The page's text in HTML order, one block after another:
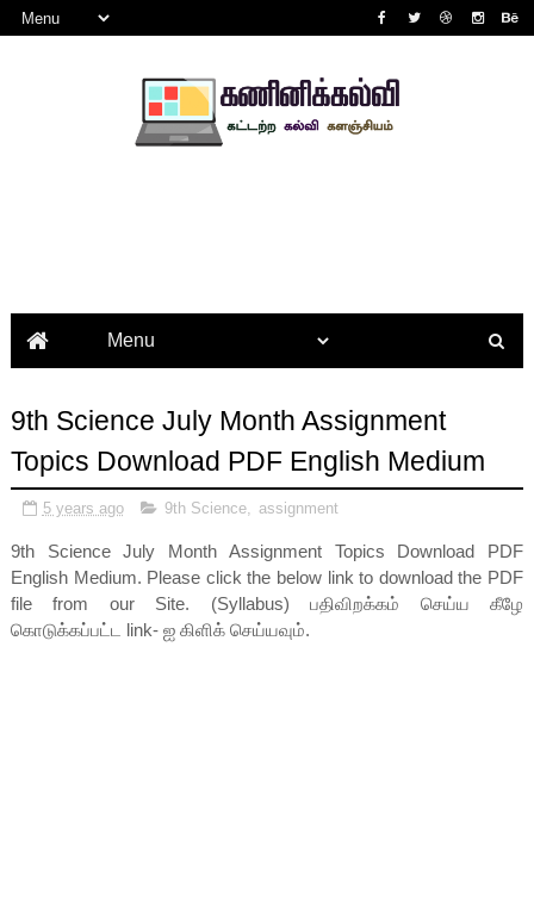
9th Science July Month Assignment
Topics Download PDF English Medium
5 years ago 9th Science, assignment
9th Science July Month Assignment Topics Download PDF
English Medium. Please click the below link to download the PDF
file from our Site. (Syllabus) பதிவிறக்கம் செய்ய கீழே
கொடுக்கப்பட்ட link- ஐ கிளிக் செய்யவும்.